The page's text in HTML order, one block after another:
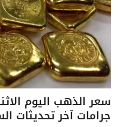
جرامات آخر تحديثات